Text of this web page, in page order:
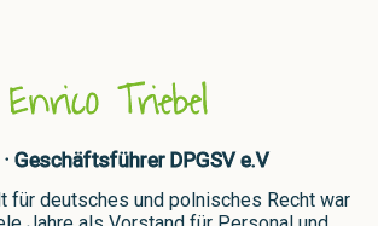
Enrico Triebel
Geschäftsführer DPGSV e.V
für deutsches und polnisches Recht war